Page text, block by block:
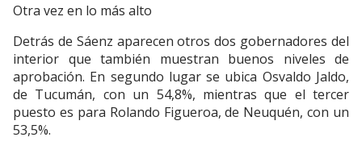
Otra vez en lo más alto
Detrás de Sáenz aparecen otros dos gobernadores del
interior que también muestran buenos niveles de
aprobación. En segundo lugar se ubica Osvaldo Jaldo,
de Tucumán, con un 54,8%, mientras que el tercer
puesto es para Rolando Figueroa, de Neuquén, con un
53,5%.